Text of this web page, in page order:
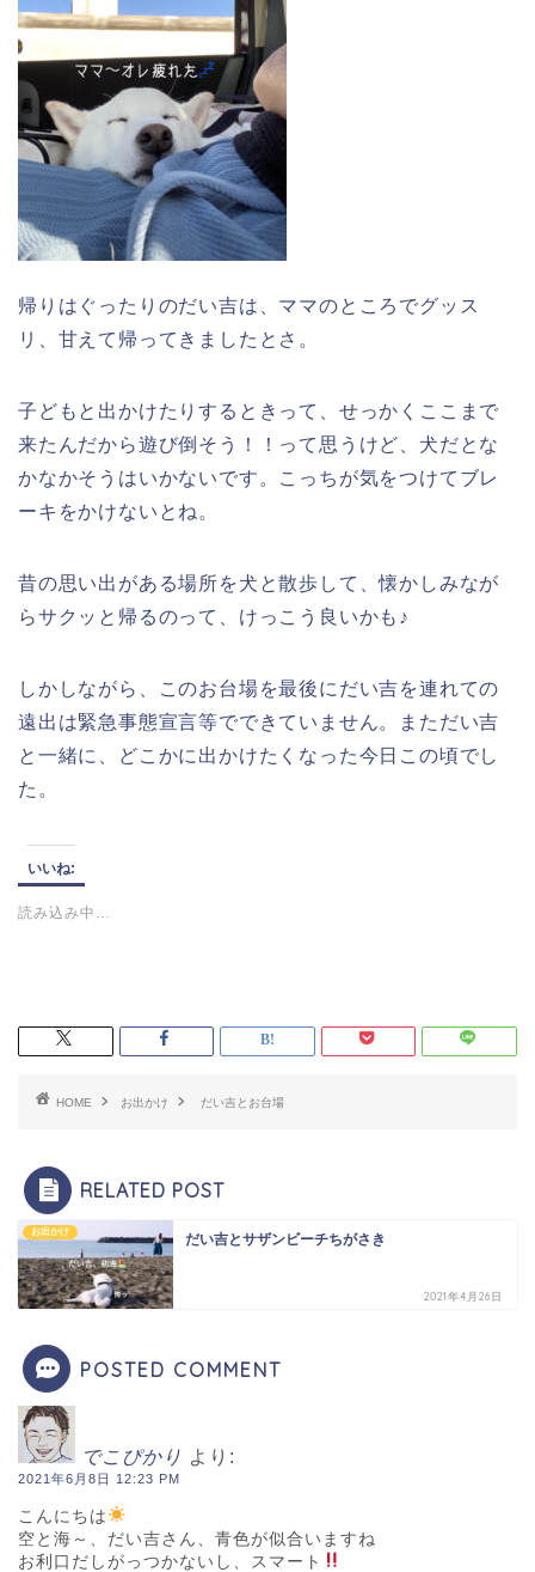
帰りはぐったりのだい吉は、ママのところでグッス
リ、甘えて帰ってきましたとさ。
子どもと出かけたりするときって、せっかくここまで
来たんだから遊び倒そう！！って思うけど、犬だとな
かなかそうはいかないです。こっちが気をつけてブレ
ーキをかけないとね。
昔の思い出がある場所を犬と散歩して、懐かしみなが
らサクッと帰るのって、けっこう良いかも♪
しかしながら、このお台場を最後にだい吉を連れての
遠出は緊急事態宣言等でできていません。まただい吉
と一緒に、どこかに出かけたくなった今日この頃でし
た。
いいね:
読み込み中…
HOME お出かけ だい吉とお台場
RELATED POST
お出かけ だい吉とサザンビーチちがさき
2021年4月26日
POSTED COMMENT
でこぴかり より:
2021年6月8日 12:23 PM
こんにちは
空と海～、だい吉さん、青色が似合いますね
お利口だしがっつかないし、スマート